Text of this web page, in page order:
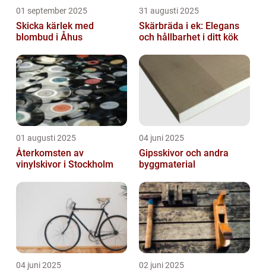
01 september 2025
Skicka kärlek med
blombud i Åhus
31 augusti 2025
Skärbräda i ek: Elegans
och hållbarhet i ditt kök
01 augusti 2025
Återkomsten av
vinylskivor i Stockholm
04 juni 2025
Gipsskivor och andra
byggmaterial
04 juni 2025 02 juni 2025